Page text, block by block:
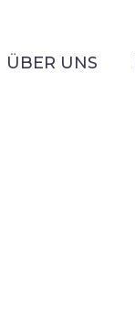
ÜBER UNS